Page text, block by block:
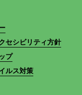
セシビリティ方針
プ
ルス対策